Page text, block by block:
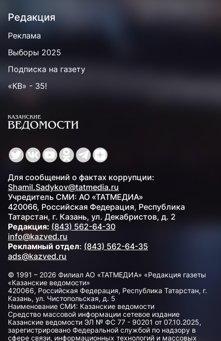
Редакция
Реклама
Выборы 2025
Подписка на газету
«КВ» - 35!
Для сообщений о фактах коррупции:
Shamil.Sadykov@tatmedia.ru
Учредитель СМИ: АО «ТАТМЕДИА»
420066, Российская Федерация, Республика
Татарстан, г. Казань, ул. Декабристов, д. 2
Редакция: (843) 562-64-30
info@kazved.ru
Рекламный отдел: (843) 562-64-35
ads@kazved.ru
© 1991 – 2026 Филиал АО «ТАТМЕДИА» «Редакция газеты
«Казанские ведомости»
420066, Российская Федерация, Республика Татарстан, г.
Казань, ул. Чистопольская, д. 5
Наименование СМИ: Казанские ведомости
Средство массовой информации сетевое издание
Казанские ведомости ЭЛ № ФС 77 - 90201 от 07.10.2025,
зарегистрировано Федеральной службой по надзору в
сфере связи, информационных технологий и массовых